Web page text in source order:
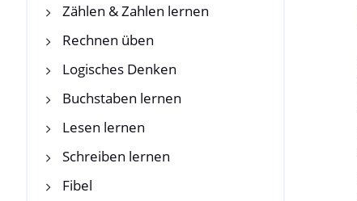
Zählen & Zahlen lernen
Rechnen üben
Logisches Denken
Buchstaben lernen
Lesen lernen
Schreiben lernen
Fibel